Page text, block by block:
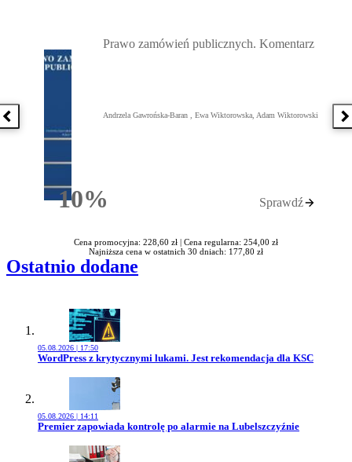
Poprzednia książka
10%Rabatu
Prawo zamówień publicznych. Komentarz
Andrzela Gawrońska-Baran , Ewa Wiktorowska, Adam Wiktorowski
Sprawdź
Cena promocyjna: 228,60 zł | Cena regularna: 254,00 zł
Najniższa cena w ostatnich 30 dniach: 177,80 zł
Ostatnio dodane
05.08.2026 | 17:50
Przejdź do artykułu:
WordPress z krytycznymi lukami. Jest rekomendacja dla KSC
05.08.2026 | 14:11
Przejdź do artykułu:
Premier zapowiada kontrolę po alarmie na Lubelszczyźnie